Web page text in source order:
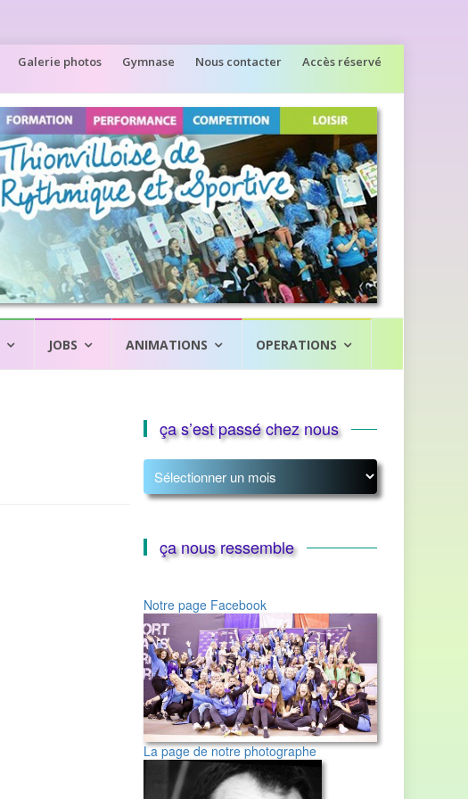
Galerie photos Gymnase Nous contacter Accès réservé
JOBS ANIMATIONS OPERATIONS
ça s’est passé chez nous
ça
s’est
passé
nousça nous ressemble
Notre page Facebook
La page de notre photographe